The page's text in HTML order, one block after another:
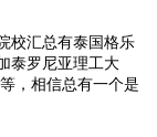
汇总有泰国格乐
泰罗尼亚理工大
，相信总有一个是